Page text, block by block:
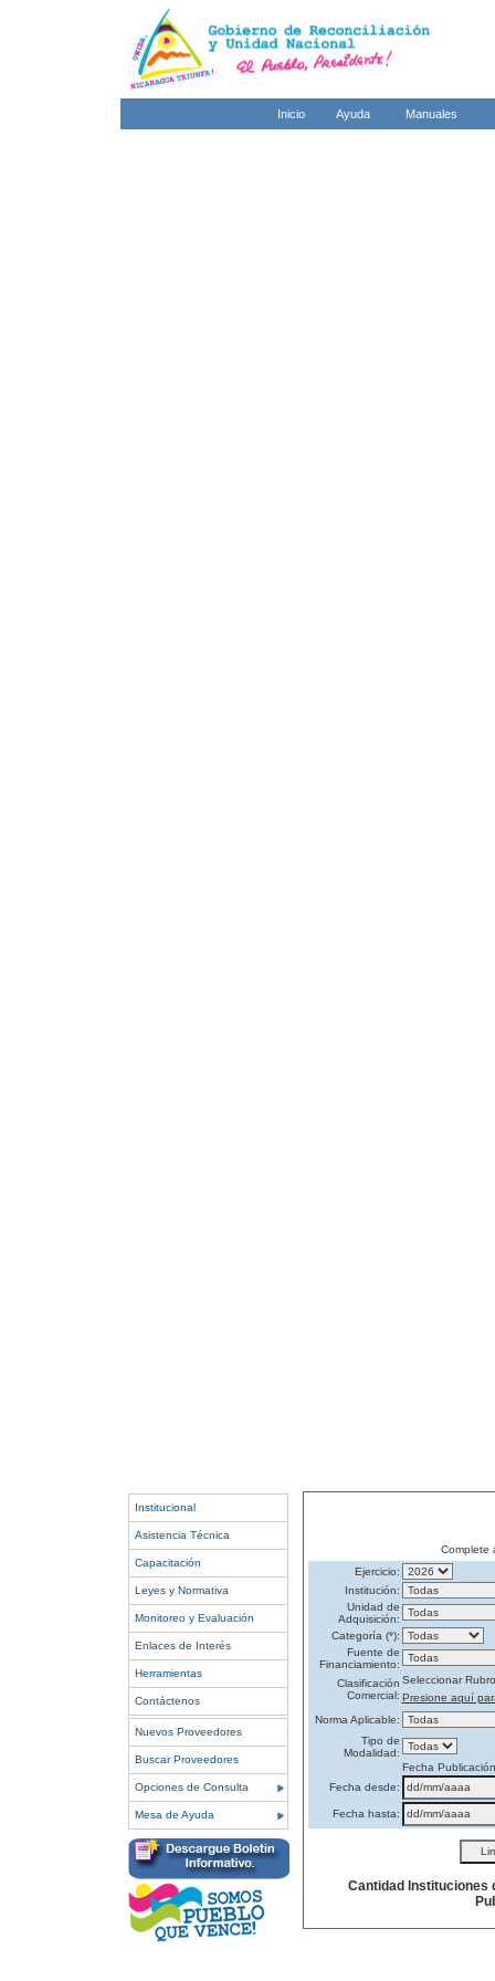
Inicio Ayuda Manuales
Institucional
Asistencia Técnica
Capacitación
Leyes y Normativa
Monitoreo y Evaluación
Enlaces de Interés
Herramientas
Contáctenos
Nuevos Proveedores
Buscar Proveedores
Opciones de Consulta
Mesa de Ayuda
Complete
Ejercicio:
Institución:
Unidad de
Adquisición:
Categoría (*):
Fuente de
Financiamiento:
Clasificación
Comercial:
Seleccionar Rubro
Presione aquí
Norma Aplicable:
Tipo de
Modalidad:
Fecha Publicación
Fecha desde:
Fecha hasta:
Cantidad Instituciones